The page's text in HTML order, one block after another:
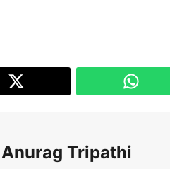
Anurag Tripathi